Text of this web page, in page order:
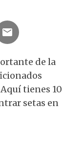
de la
Aquí tienes 10
setas en